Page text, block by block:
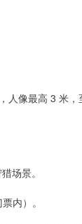
像最高 3 米
场景。​
内）。​